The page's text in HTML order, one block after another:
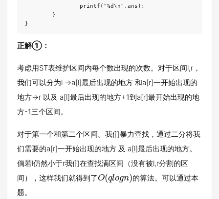
}
正解①：
考虑用ST表维护区间内每个数出现的次数。对于区间l,r，
我们可以分为l ->a[l]最后出现的地方 和a[r]一开始出现的
地方->r 以及 a[l]最后出现的地方+1到a[r]最开始出现的地
方-1三个区间。
对于第一个和第二个区间。我们暴力查找，通过二分将我
们需要的a[r]一开始出现的地方 及 a[l]最后出现的地方。
倘若l仍然小于r我们在查找满区间（没有被l,r分割的区
间），这样我们就得到了O(qlogn)的算法。可以通过本
题。